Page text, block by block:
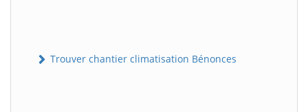
Trouver chantier climatisation Bénonces